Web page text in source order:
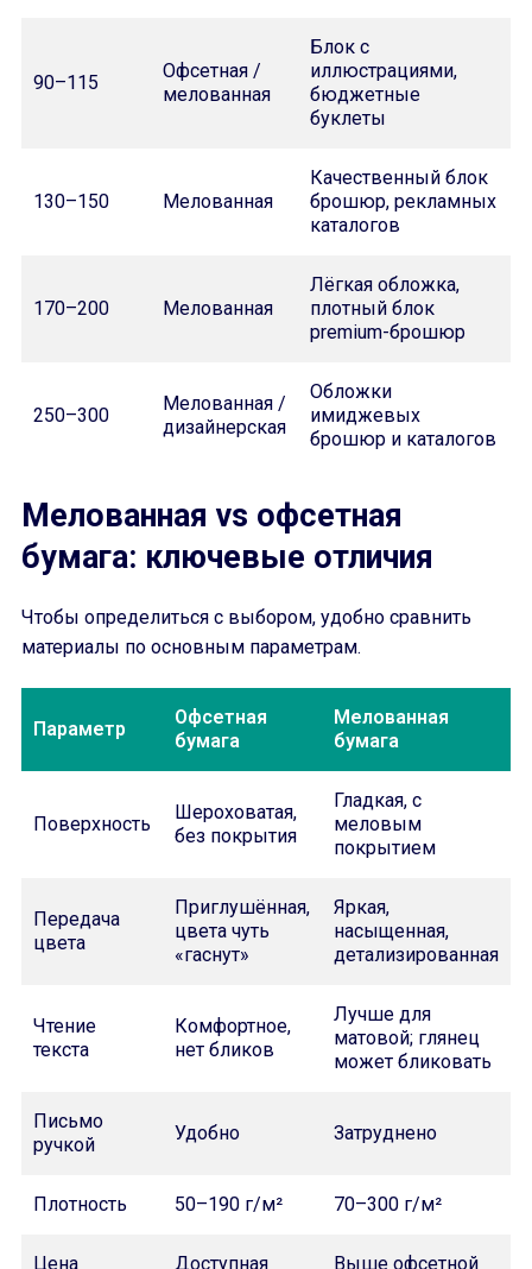
90–115
Офсетная /
мелованная
Блок с
иллюстрациями,
бюджетные
буклеты
130–150 Мелованная
Качественный блок
брошюр, рекламных
каталогов
170–200 Мелованная
Лёгкая обложка,
плотный блок
premium-брошюр
250–300
Мелованная /
дизайнерская
Обложки
имиджевых
брошюр и каталогов
Мелованная vs офсетная
бумага: ключевые отличия
Чтобы определиться с выбором, удобно сравнить
материалы по основным параметрам.
Параметр
Офсетная
бумага
Мелованная
бумага
Поверхность
Шероховатая,
без покрытия
Гладкая, с
меловым
покрытием
Передача
цвета
Приглушённая,
цвета чуть
«гаснут»
Яркая,
насыщенная,
детализированная
Чтение
текста
Комфортное,
нет бликов
Лучше для
матовой; глянец
может бликовать
Письмо
ручкой
Удобно Затруднено
Плотность 50–190 г/м² 70–300 г/м²
Цена Доступная Выше офсетной